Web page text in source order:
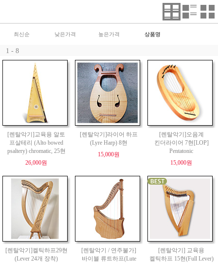
최신순 낮은가격 높은가격 상품명
1 - 8
[렌탈악기]교육용 알토
프살테리 (Alto bowed
psaltery) chromatic, 25현
26,000원
[렌탈악기]라이어 하프
(Lyre Harp) 8현
15,000원
[렌탈악기]오음계
킨더라이어 7현[LOP]
Pentatonic
15,000원
[렌탈악기]켈틱하프29현
(Lever 24개 장착)
[렌탈악기 / 연주불가]
바이블 류트하프(Lute
[렌탈악기] 교육용
켈틱하프 15현(Full Lever)